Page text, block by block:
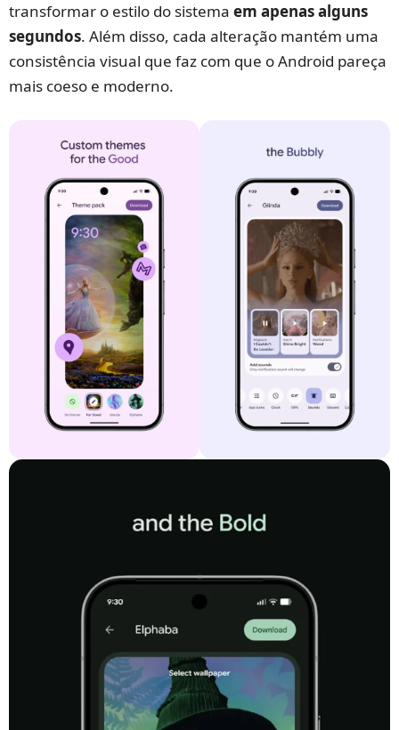
transformar o estilo do sistema em apenas alguns
segundos. Além disso, cada alteração mantém uma
consistência visual que faz com que o Android pareça
mais coeso e moderno.